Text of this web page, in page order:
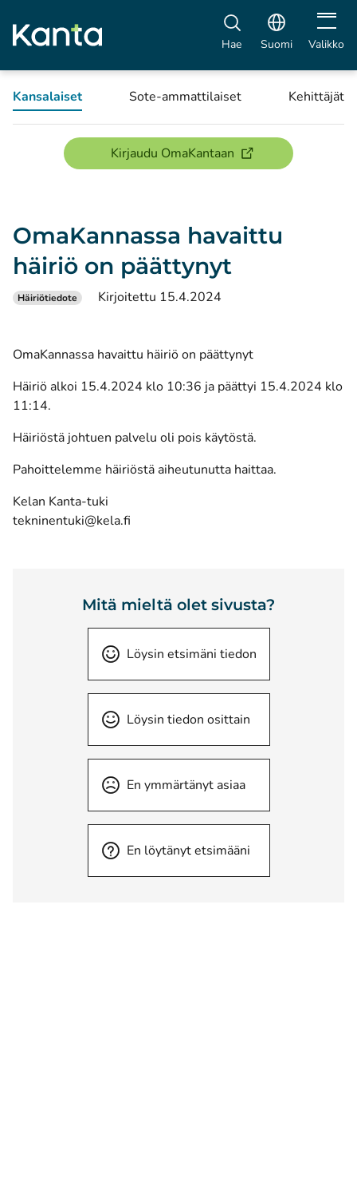
Hae Suomi Avaa
Valikko
Kansalaiset Sote-ammattilaiset Kehittäjät
Kirjaudu OmaKantaan(avautuu uuteen
OmaKannassa havaittu
häiriö on päättynyt
Häiriötiedote Kirjoitettu 15.4.2024
OmaKannassa havaittu häiriö on päättynyt
Häiriö alkoi 15.4.2024 klo 10:36 ja päättyi 15.4.2024 klo
11:14.
Häiriöstä johtuen palvelu oli pois käytöstä.
Pahoittelemme häiriöstä aiheutunutta haittaa.
Kelan Kanta-tuki
tekninentuki@kela.fi
Mitä mieltä olet sivusta?
Löysin etsimäni tiedon
Löysin tiedon osittain
En ymmärtänyt asiaa
En löytänyt etsimääni